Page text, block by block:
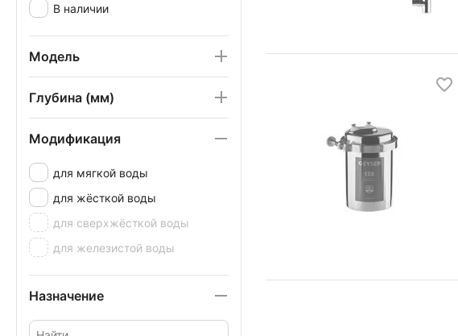
В наличии
Модель
Глубина (мм)
Модификация
для мягкой воды
для жёсткой воды
для сверхжёсткой воды
для железистой воды
Назначение